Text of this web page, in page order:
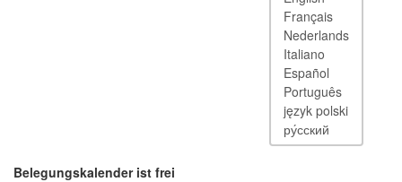
Belegungskalender ist frei